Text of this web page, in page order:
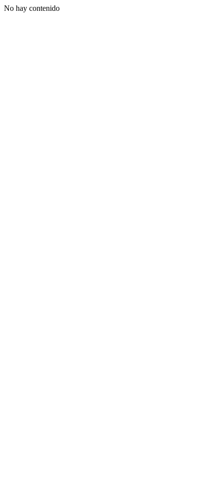
No hay contenido